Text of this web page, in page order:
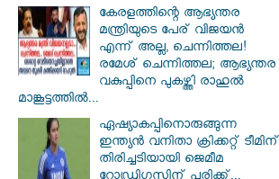
കേരളത്തിന്റെ ആഭ്യന്തര
മന്ത്രിയുടെ പേര് വിജയൻ
എന്ന് അല്ല, ചെന്നിത്തല!
രമേശ് ചെന്നിത്തല; ആഭ്യന്തര
വകുപ്പിനെ പുകഴ്ത്തി രാഹുൽ
മാങ്കൂട്ടത്തിൽ...
ഏഷ്യാകപ്പിനൊരുങ്ങുന്ന
ഇന്ത്യൻ വനിതാ ക്രിക്കറ്റ് ടീമിന്
തിരിച്ചടിയായി ജെമീമ